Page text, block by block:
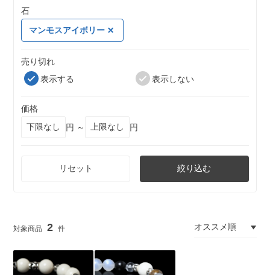
石
マンモスアイボリー
売り切れ
表示する
表示しない
価格
円 ～
円
リセット 絞り込む
2